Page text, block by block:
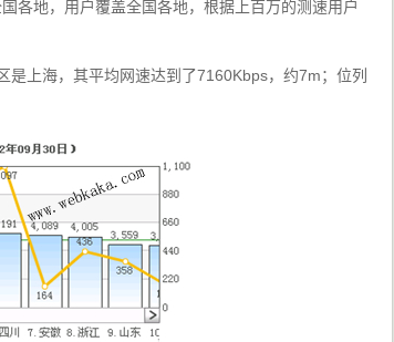
各地，用户覆盖全国各地，根据上百万的测速用户
上海，其平均网速达到了7160Kbps，约7m；位列